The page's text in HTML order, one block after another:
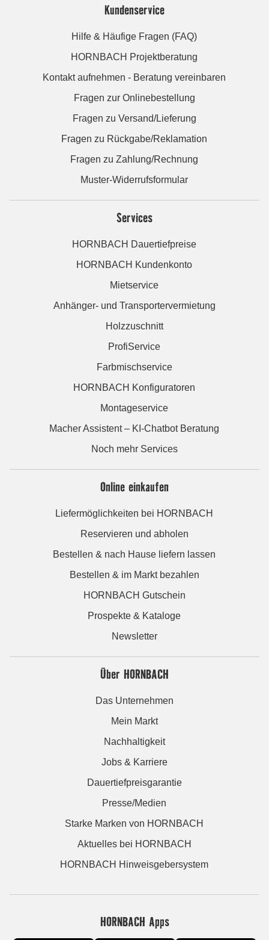
Kundenservice
Hilfe & Häufige Fragen (FAQ)
HORNBACH Projektberatung
Kontakt aufnehmen - Beratung vereinbaren
Fragen zur Onlinebestellung
Fragen zu Versand/Lieferung
Fragen zu Rückgabe/Reklamation
Fragen zu Zahlung/Rechnung
Muster-Widerrufsformular
Services
HORNBACH Dauertiefpreise
HORNBACH Kundenkonto
Mietservice
Anhänger- und Transportervermietung
Holzzuschnitt
ProfiService
Farbmischservice
HORNBACH Konfiguratoren
Montageservice
Macher Assistent – KI-Chatbot Beratung
Noch mehr Services
Online einkaufen
Liefermöglichkeiten bei HORNBACH
Reservieren und abholen
Bestellen & nach Hause liefern lassen
Bestellen & im Markt bezahlen
HORNBACH Gutschein
Prospekte & Kataloge
Newsletter
Über HORNBACH
Das Unternehmen
Mein Markt
Nachhaltigkeit
Jobs & Karriere
Dauertiefpreisgarantie
Presse/Medien
Starke Marken von HORNBACH
Aktuelles bei HORNBACH
HORNBACH Hinweisgebersystem
HORNBACH Apps